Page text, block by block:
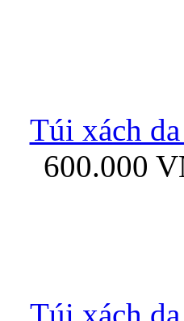
Ốp lưng
Túi xách
600.000